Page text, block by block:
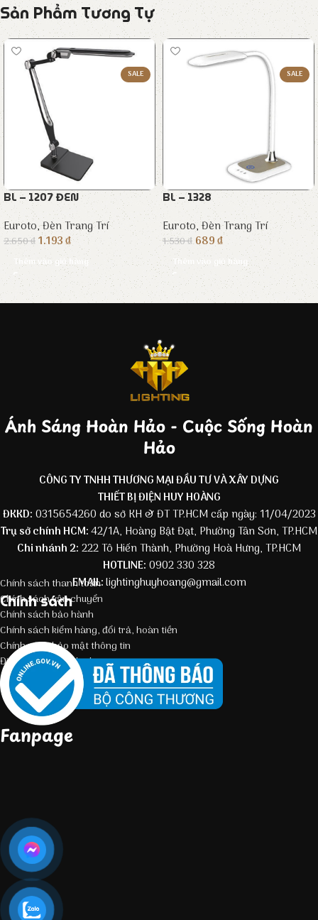
Sản Phẩm Tương Tự
SALE
BL – 1207 ĐEN
Euroto,Đèn Trang Trí
2.650₫1.193₫
Thêm vào giỏ hàng
SALE
BL – 1328
Euroto,Đèn Trang Trí
1.530₫ 689₫
Thêm vào giỏ hàng
Ánh Sáng Hoàn Hảo - Cuộc Sống Hoàn
Hảo
CÔNG TY TNHH THƯƠNG MẠI ĐẦU TƯ VÀ XÂY DỰNG
THIẾT BỊ ĐIỆN HUY HOÀNG
ĐKKD: 0315654260 do sở KH & ĐT TP.HCM cấp ngày: 11/04/2023
Trụ sở chính HCM:42/1A, Hoàng Bật Đạt, Phường Tân Sơn, TP.HCM
Chi nhánh 2: 222 Tô Hiến Thành, Phường Hoà Hưng, TP.HCM
HOTLINE: 0902 330 328
EMAIL:lightinghuyhoang@gmail.com
Chính sách
Chính sách thanh toán
Chính sách vận chuyển
Chính sách bảo hành
Chính sách kiểm hàng, đổi trả, hoàn tiền
Chính sách bảo mật thông tin
Điều kiện giao dịch chung
Fanpage